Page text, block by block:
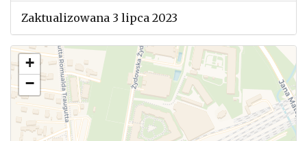
Zaktualizowana 3 lipca 2023
+
−